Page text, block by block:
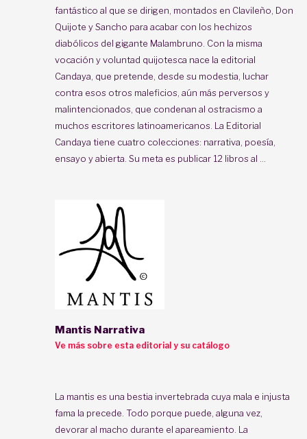
fantástico al que se dirigen, montados en Clavileño, Don
Quijote y Sancho para acabar con los hechizos
diabólicos del gigante Malambruno. Con la misma
vocación y voluntad quijotesca nace la editorial
Candaya, que pretende, desde su modestia, luchar
contra esos otros maleficios, aún más perversos y
malintencionados, que condenan al ostracismo a
muchos escritores latinoamericanos. La Editorial
Candaya tiene cuatro colecciones: narrativa, poesía,
ensayo y abierta. Su meta es publicar 12 libros al ...
Mantis Narrativa
Ve más sobre esta editorial y su catálogo
La mantis es una bestia invertebrada cuya mala e injusta
fama la precede. Todo porque puede, alguna vez,
devorar al macho durante el apareamiento. La